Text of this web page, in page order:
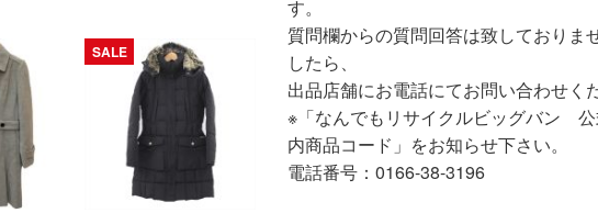
SALE
す。
質問欄からの質問回答は致しておりま
したら、
出品店舗にお電話にてお問い合わせく
※「なんでもリサイクルビッグバン
内商品コード」をお知らせ下さい。
電話番号：0166-38-3196